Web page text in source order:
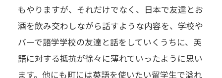
もやりますが、それだけでなく、日本で友達とお
酒を飲み交わしながら話すような内容を、学校や
バーで語学学校の友達と話をしていくうちに、英
語に対する抵抗が徐々に薄れていったように思い
ます。他にも町には英語を使いたい留学生で溢れ